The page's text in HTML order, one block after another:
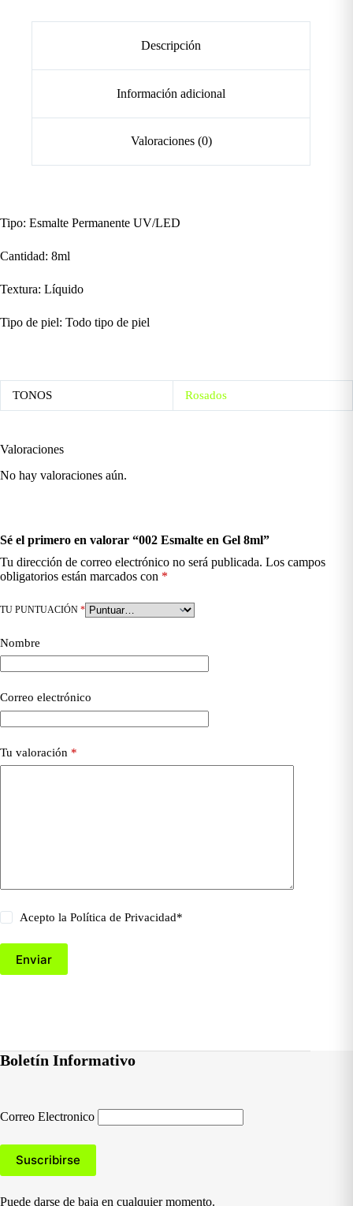
Descripción
Información adicional
Valoraciones (0)
Tipo: Esmalte Permanente UV/LED
Cantidad: 8ml
Textura: Líquido
Tipo de piel: Todo tipo de piel
TONOS Rosados
Valoraciones
No hay valoraciones aún.
Sé el primero en valorar “002 Esmalte en Gel 8ml”
Tu dirección de correo electrónico no será publicada. Los campos
obligatorios están marcados con *
TU PUNTUACIÓN *
Nombre
Correo electrónico
Tu valoración *
Acepto laPolítica de Privacidad*
Enviar
Boletín Informativo
Correo Electronico
Puede darse de baja en cualquier momento.